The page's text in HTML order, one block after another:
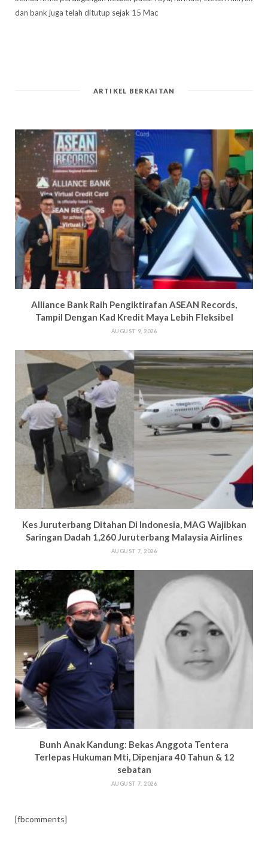
dan bank juga telah ditutup sejak 15 Mac
ARTIKEL BERKAITAN
Alliance Bank Raih Pengiktirafan ASEAN Records,
Tampil Dengan Kad Kredit Maya Lebih Fleksibel
AUGUST 9, 2026
Kes Juruterbang Ditahan Di Indonesia, MAG Wajibkan
Saringan Dadah 1,260 Juruterbang Malaysia Airlines
AUGUST 7, 2026
Bunh Anak Kandung: Bekas Anggota Tentera
Terlepas Hukuman Mti, Dipenjara 40 Tahun & 12
sebatan
AUGUST 7, 2026
[fbcomments]